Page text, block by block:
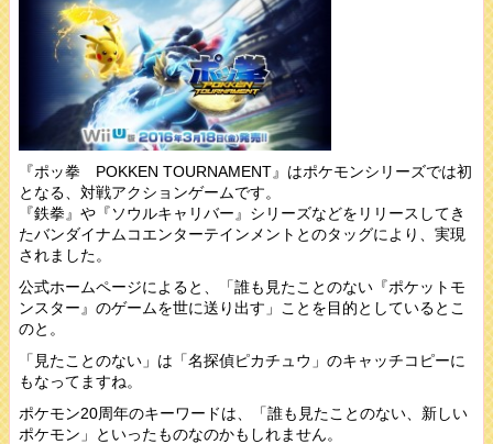
『ポッ拳 POKKEN TOURNAMENT』はポケモンシリーズでは初
となる、対戦アクションゲームです。
『鉄拳』や『ソウルキャリバー』シリーズなどをリリースしてき
たバンダイナムコエンターテインメントとのタッグにより、実現
されました。
公式ホームページによると、「誰も見たことのない『ポケットモ
ンスター』のゲームを世に送り出す」ことを目的としているとこ
のと。
「見たことのない」は「名探偵ピカチュウ」のキャッチコピーに
もなってますね。
ポケモン20周年のキーワードは、「誰も見たことのない、新しい
ポケモン」といったものなのかもしれません。